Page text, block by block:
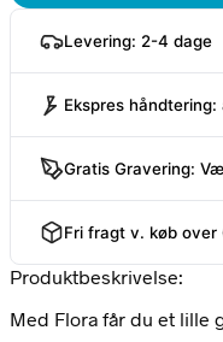
Levering: 2-4 dage
Ekspres
Gratis Gravering:
Fri fragt v. køb over
Produktbeskrivelse:
Med Flora får du et lille